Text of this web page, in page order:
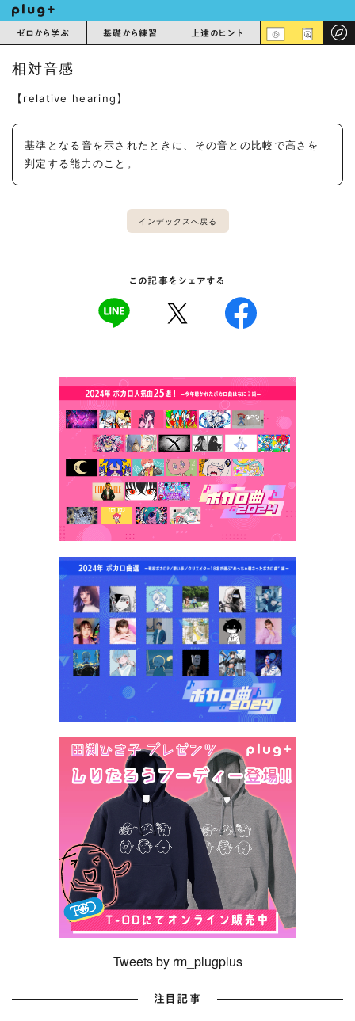
ゼロから学ぶ 基礎から練習 上達のヒント
相対音感
【relative hearing】
基準となる音を示されたときに、その音との比較で高さを
判定する能力のこと。
インデックスへ戻る
この記事をシェアする
Tweets by rm_plugplus
注目記事